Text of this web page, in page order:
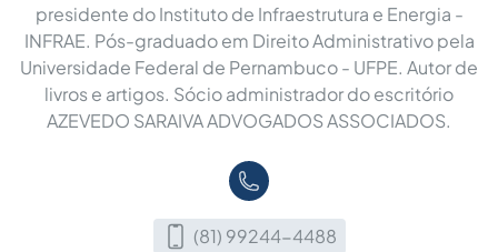
presidente do Instituto de Infraestrutura e Energia -
INFRAE. Pós-graduado em Direito Administrativo pela
Universidade Federal de Pernambuco - UFPE. Autor de
livros e artigos. Sócio administrador do escritório
AZEVEDO SARAIVA ADVOGADOS ASSOCIADOS.
(81) 99244-4488